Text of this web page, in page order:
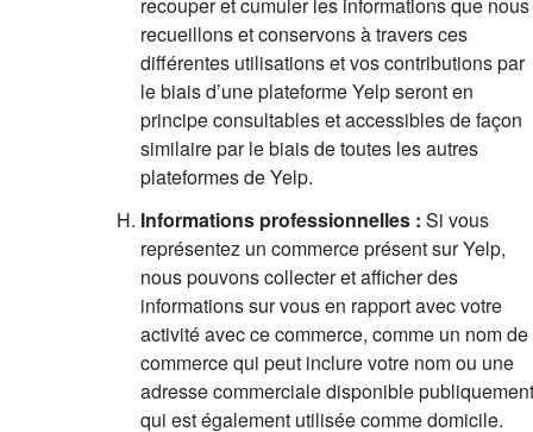
recueillons et conservons à travers ces
différentes utilisations et vos contributions par
le biais d’une plateforme Yelp seront en
principe consultables et accessibles de façon
similaire par le biais de toutes les autres
plateformes de Yelp.
Informations professionnelles : Si vous
représentez un commerce présent sur Yelp,
nous pouvons collecter et afficher des
informations sur vous en rapport avec votre
activité avec ce commerce, comme un nom de
commerce qui peut inclure votre nom ou une
adresse commerciale disponible publiquement
qui est également utilisée comme domicile.